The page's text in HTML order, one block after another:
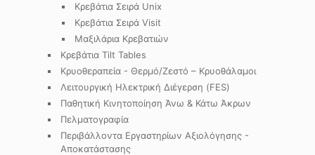
Κρεβάτια Σειρά Unix
Κρεβάτια Σειρά Visit
Μαξιλάρια Κρεβατιών
Κρεβάτια Tilt Tables
Κρυοθεραπεία - Θερμό/Ζεστό – Κρυοθάλαμοι
Λειτουργική Ηλεκτρική Διέγερση (FES)
Παθητική Κινητοποίηση Άνω & Κάτω Άκρων
Πελματογραφία
Περιβάλλοντα Εργαστηρίων Αξιολόγησης -
Αποκατάστασης